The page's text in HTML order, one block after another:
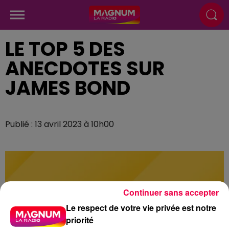
LE TOP 5 DES
ANECDOTES SUR
JAMES BOND
Publié : 13 avril 2023 à 10h00
Le respect de votre vie privée est notre
priorité
Continuer sans accepter